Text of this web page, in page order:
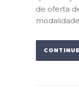
de oferta